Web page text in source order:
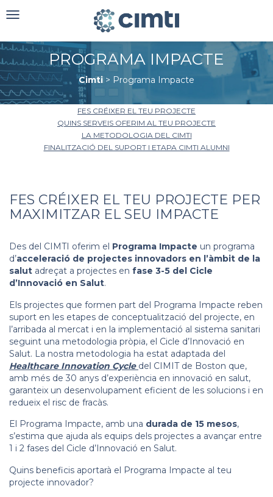
Toggle
PROGRAMA IMPACTE
Cimti > Programa Impacte
FES CRÉIXER EL TEU PROJECTE
QUINS SERVEIS OFERIM AL TEU PROJECTE
LA METODOLOGIA DEL CIMTI
FINALITZACIÓ DEL SUPORT I ETAPA CIMTI ALUMNI
FES CRÉIXER EL TEU PROJECTE PER
MAXIMITZAR EL SEU IMPACTE
Des del CIMTI oferim el Programa Impacte un programa
d’acceleració de projectes innovadors en l’àmbit de la
salut adreçat a projectes en fase 3-5 del Cicle
d’Innovació en Salut.
Els projectes que formen part del Programa Impacte reben
suport en les etapes de conceptualització del projecte, en
l’arribada al mercat i en la implementació al sistema sanitari
seguint una metodologia pròpia, el Cicle d’Innovació en
Salut. La nostra metodologia ha estat adaptada del
Healthcare Innovation Cycle del CIMIT de Boston que,
amb més de 30 anys d’experiència en innovació en salut,
garanteix un desenvolupament eficient de les solucions i en
redueix el risc de fracàs.
El Programa Impacte, amb una durada de 15 mesos,
s’estima que ajuda als equips dels projectes a avançar entre
1 i 2 fases del Cicle d’Innovació en Salut.
Quins beneficis aportarà el Programa Impacte al teu
projecte innovador?